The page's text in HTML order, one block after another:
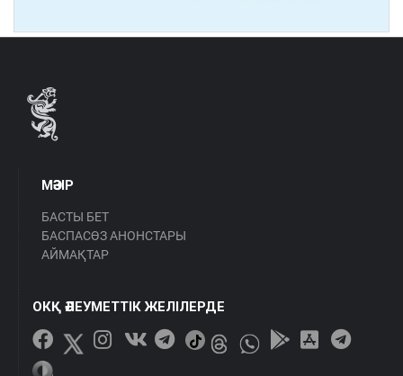
МӘЗІР
БАСТЫ БЕТ
БАСПАСӨЗ АНОНСТАРЫ
АЙМАҚТАР
ОКҚ ӘЛЕУМЕТТІК ЖЕЛІЛЕРДЕ